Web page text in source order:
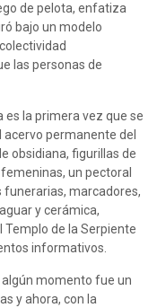
de pelota, enfatiza
bajo un modelo
las personas de
es la primera vez que se
permanente del
obsidiana, figurillas de
un pectoral
funerarias, marcadores,
y cerámica,
Templo de la Serpiente
informativos.
momento fue un
y ahora, con la